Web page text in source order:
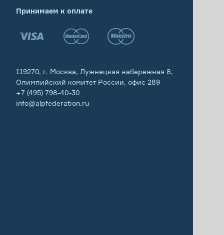
Принимаем к оплате
119270, г. Москва, Лужнецкая набережная 8,
Олимпийский комитет России, офис 289
+7 (495) 798-40-30
info@alpfederation.ru